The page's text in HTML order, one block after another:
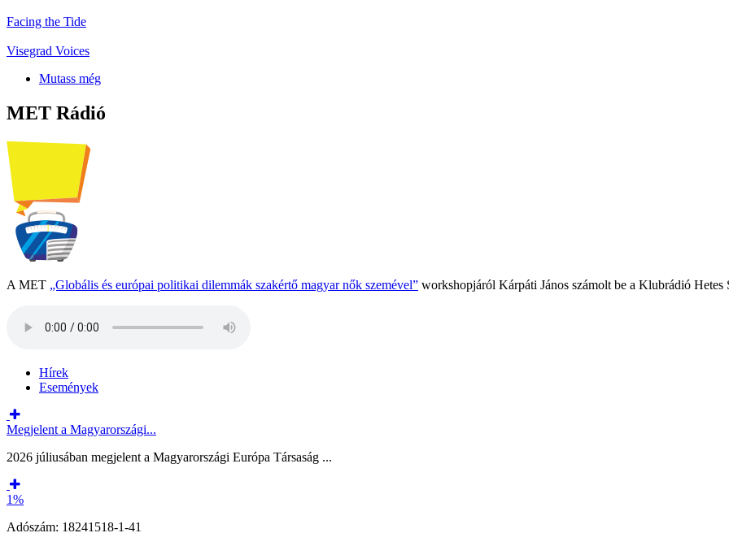
Facing the Tide
Visegrad Voices
Mutass még
MET Rádió
A MET „Globális és európai politikai dilemmák szakértő magyar nők szemével” workshopjáról Kárpáti János számolt be a Klubrádió
Hírek
Események
Megjelent a Magyarországi...
2026 júliusában megjelent a Magyarországi Európa Társaság ...
1%
Adószám: 18241518-1-41